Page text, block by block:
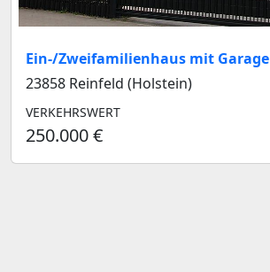
Ein-/Zweifamilienhaus mit Garage
23858 Reinfeld (Holstein)
VERKEHRSWERT
250.000 €